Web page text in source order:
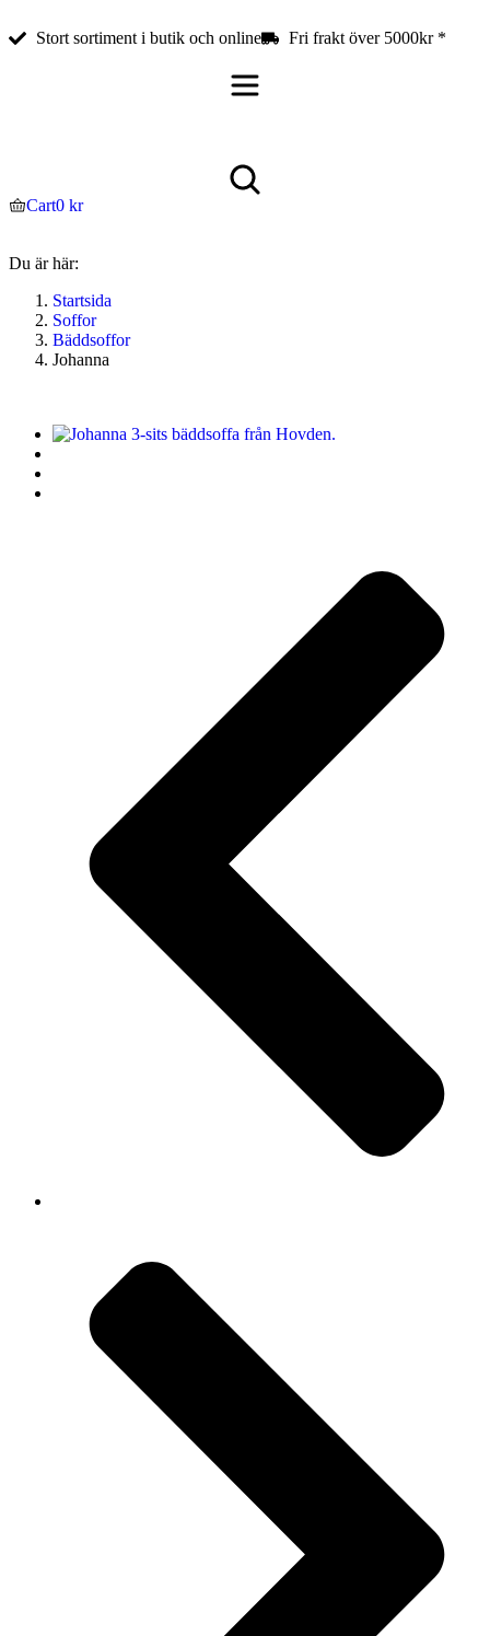
Stort sortiment i butik och online Fri frakt över 5000kr *
Cart0 kr
Du är här:
Startsida
Soffor
Bäddsoffor
Johanna